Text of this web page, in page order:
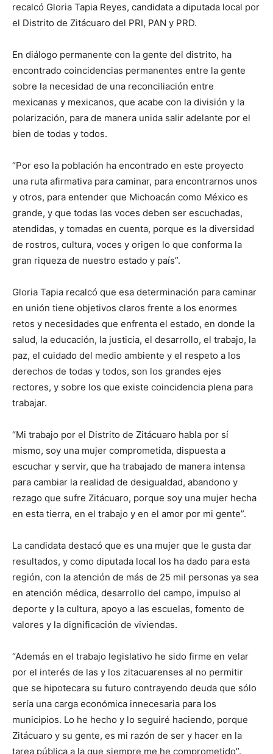
recalcó Gloria Tapia Reyes, candidata a diputada local por
el Distrito de Zitácuaro del PRI, PAN y PRD.
En diálogo permanente con la gente del distrito, ha
encontrado coincidencias permanentes entre la gente
sobre la necesidad de una reconciliación entre
mexicanas y mexicanos, que acabe con la división y la
polarización, para de manera unida salir adelante por el
bien de todas y todos.
“Por eso la población ha encontrado en este proyecto
una ruta afirmativa para caminar, para encontrarnos unos
y otros, para entender que Michoacán como México es
grande, y que todas las voces deben ser escuchadas,
atendidas, y tomadas en cuenta, porque es la diversidad
de rostros, cultura, voces y origen lo que conforma la
gran riqueza de nuestro estado y país”.
Gloria Tapia recalcó que esa determinación para caminar
en unión tiene objetivos claros frente a los enormes
retos y necesidades que enfrenta el estado, en donde la
salud, la educación, la justicia, el desarrollo, el trabajo, la
paz, el cuidado del medio ambiente y el respeto a los
derechos de todas y todos, son los grandes ejes
rectores, y sobre los que existe coincidencia plena para
trabajar.
“Mi trabajo por el Distrito de Zitácuaro habla por sí
mismo, soy una mujer comprometida, dispuesta a
escuchar y servir, que ha trabajado de manera intensa
para cambiar la realidad de desigualdad, abandono y
rezago que sufre Zitácuaro, porque soy una mujer hecha
en esta tierra, en el trabajo y en el amor por mi gente”.
La candidata destacó que es una mujer que le gusta dar
resultados, y como diputada local los ha dado para esta
región, con la atención de más de 25 mil personas ya sea
en atención médica, desarrollo del campo, impulso al
deporte y la cultura, apoyo a las escuelas, fomento de
valores y la dignificación de viviendas.
“Además en el trabajo legislativo he sido firme en velar
por el interés de las y los zitacuarenses al no permitir
que se hipotecara su futuro contrayendo deuda que sólo
sería una carga económica innecesaria para los
municipios. Lo he hecho y lo seguiré haciendo, porque
Zitácuaro y su gente, es mi razón de ser y hacer en la
tarea pública a la que siempre me he comprometido”.